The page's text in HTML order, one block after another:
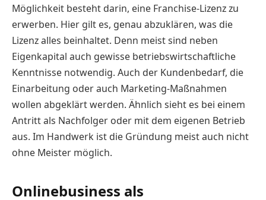
Möglichkeit besteht darin, eine Franchise-Lizenz zu
erwerben. Hier gilt es, genau abzuklären, was die
Lizenz alles beinhaltet. Denn meist sind neben
Eigenkapital auch gewisse betriebswirtschaftliche
Kenntnisse notwendig. Auch der Kundenbedarf, die
Einarbeitung oder auch Marketing-Maßnahmen
wollen abgeklärt werden. Ähnlich sieht es bei einem
Antritt als Nachfolger oder mit dem eigenen Betrieb
aus. Im Handwerk ist die Gründung meist auch nicht
ohne Meister möglich.
Onlinebusiness als